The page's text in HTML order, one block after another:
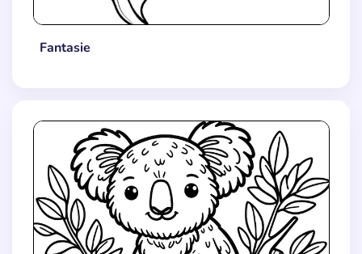
Fantasie